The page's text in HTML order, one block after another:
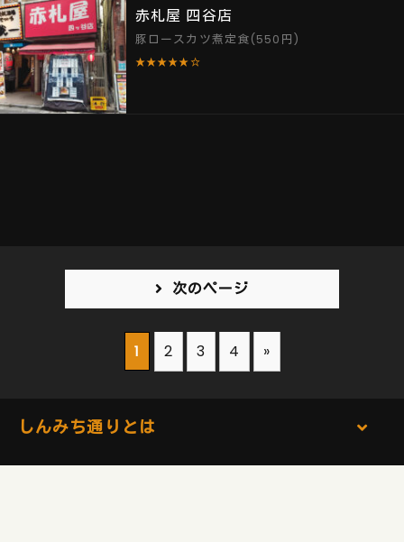
赤札屋 四谷店
豚ロースカツ煮定食(550円)
★★★★★☆
次のページ
1 2 3 4 »
しんみち通りとは